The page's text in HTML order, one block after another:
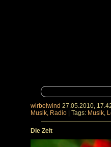
wirbelwind 27.05.2010,
Musik, Radio
Tags: Musik,
Die Zeit